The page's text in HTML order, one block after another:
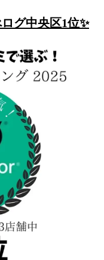
グ中央区1位✨